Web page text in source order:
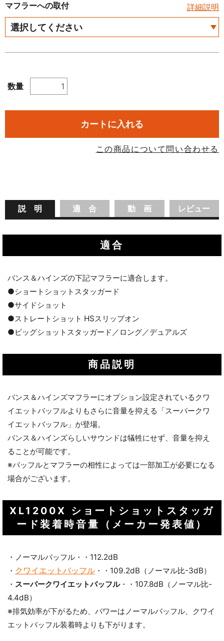
マフラーへの取付 詳細説明
数量
カートに入れる
この商品について問い合わせる
説 明 適 合 動 画 レビュー
適合
バンス＆ハインズの下記マフラーに適合します。
●ショートショットスタッガード
●サイドショット
●ストレートショット HSスリップオン
●ビッグショットスタッガード／ロング／デュアルズ
商品説明
バンス＆ハインズマフラーにオプション設定されているクワ
イエットバッフルよりもさらに音量を抑える「スーパークワ
イエットバッフル」が登場。
バンス＆ハインズらしいサウンドは犠牲にせず、音量を抑え
ることが可能です。
※バッフルとマフラーの相性によっては一部加工が必要になる
場合がございます。
XL1200X ショートショットスタッガ
ード装着時音量（メーカー発表値）
・ノーマルバッフル・・112.2dB
・ クワイエットバッフル ・・109.2dB（ノーマル比-3dB）
・ スーパークワイエットバッフル・・107.8dB（ノーマル比-
4.4dB）
※排気効率が下がるため、パワーはノーマルバッフル、クワイ
エットバッフル装着時よりも下がります。